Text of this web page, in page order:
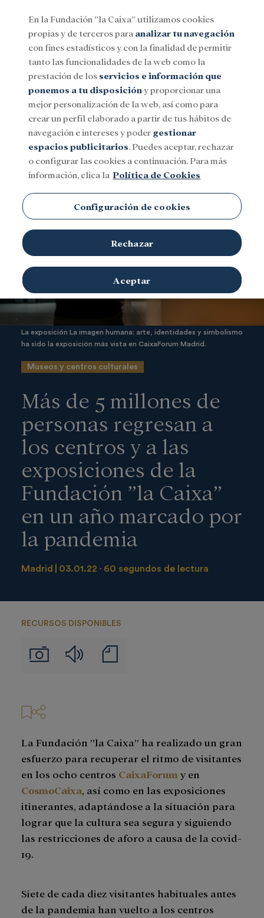
Menu
SocialInvestigación y becasCultura
La exposición La imagen humana: arte, identidades y simbolismo
ha sido la exposición más vista en CaixaForum Madrid.
Museos y centros culturales
Más de 5 millones de
personas regresan a
los centros y a las
exposiciones de la
Fundación ”la Caixa”
en un año marcado por
la pandemia
Madrid 03.01.22 60 segundos de lectura
RECURSOS DISPONIBLES
ImágenesAudios
de
La Fundación ”la Caixa” ha realizado un gran
esfuerzo para recuperar el ritmo de visitantes
en los ocho centros CaixaForum y en
CosmoCaixa, así como en las exposiciones
itinerantes, adaptándose a la situación para
lograr que la cultura sea segura y siguiendo
las restricciones de aforo a causa de la covid-
19.
Siete de cada diez visitantes habituales antes
de la pandemia han vuelto a los centros
En la Fundación ”la Caixa” utilizamos cookies
propias y de terceros para analizar tu navegación
con fines estadísticos y con la finalidad de permitir
tanto las funcionalidades de la web como la
prestación de los servicios e información que
ponemos a tu disposición y proporcionar una
mejor personalización de la web, así como para
crear un perfil elaborado a partir de tus hábitos de
navegación e intereses y poder gestionar
espacios publicitarios. Puedes aceptar, rechazar
o configurar las cookies a continuación. Para más
información, clica la Política de Cookies
Configuración de cookies
Rechazar
Aceptar